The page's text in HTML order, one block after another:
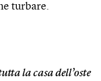
turbare.
la casa dell’oste